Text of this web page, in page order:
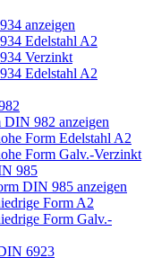
anzeigen
Edelstahl A2
Verzinkt
Edelstahl A2
DIN 982 anzeigen
Form Edelstahl A2
Form Galv.-Verzinkt
985
DIN 985 anzeigen
Form A2
Form Galv.-
6923